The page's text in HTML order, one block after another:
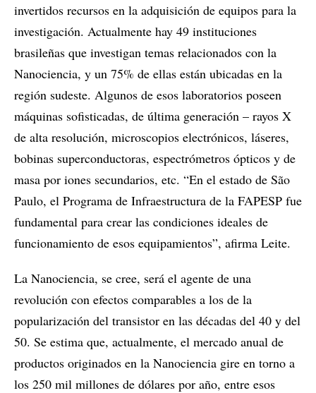
invertidos recursos en la adquisición de equipos para la
investigación. Actualmente hay 49 instituciones
brasileñas que investigan temas relacionados con la
Nanociencia, y un 75% de ellas están ubicadas en la
región sudeste. Algunos de esos laboratorios poseen
máquinas sofisticadas, de última generación – rayos X
de alta resolución, microscopios electrónicos, láseres,
bobinas superconductoras, espectrómetros ópticos y de
masa por iones secundarios, etc. “En el estado de São
Paulo, el Programa de Infraestructura de la FAPESP fue
fundamental para crear las condiciones ideales de
funcionamiento de esos equipamientos”, afirma Leite.
La Nanociencia, se cree, será el agente de una
revolución con efectos comparables a los de la
popularización del transistor en las décadas del 40 y del
50. Se estima que, actualmente, el mercado anual de
productos originados en la Nanociencia gire en torno a
los 250 mil millones de dólares por año, entre esos